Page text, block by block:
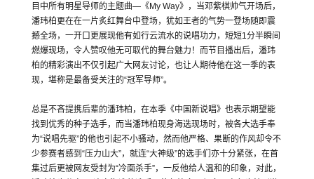
目中所有明星导师的主题曲—《My Way》，当邓紫棋帅气开场后，
潘玮柏更在在一片炙红舞台中登场，犹如王者的气势一登场随即震
撼全场，一开口更展现他有如行云流水的说唱功力，短短1分半瞬间
燃爆现场，令人赞叹他无可取代的舞台魅力！而节目播出后，潘玮
柏的精彩演出不仅引起广大网友讨论，也让人期待他在这一季的表
现，堪称是最备受关注的“冠军导师”。
总是不吝提携后辈的潘玮柏，在本季《中国新说唱》也表示期望能
找到优秀的种子选手，而当潘玮柏现身海选现场时，被各大选手奉
为“说唱先驱”的他也引起不小骚动，然而他严格、果断的作风却令不
少参赛者感到“压力山大”，就连“大神级”的选手们亦十分紧张，在首
集过后更被网友受封为“冷面杀手”，一反他给人温和的印象，对此，